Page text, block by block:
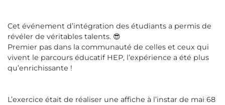
Cet événement d’intégration des étudiants a permis de
révéler de véritables talents. 😎
Premier pas dans la communauté de celles et ceux qui
vivent le parcours éducatif HEP, l’expérience a été plus
qu’enrichissante !
L’exercice était de réaliser une affiche à l’instar de mai 68